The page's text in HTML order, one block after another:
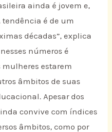
ainda é jovem e,
é de um
décadas”, explica
números é
estarem
âmbitos de suas
Apesar dos
convive com índices
âmbitos, como por